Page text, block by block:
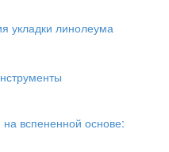
укладки линолеума
вспененной основе: